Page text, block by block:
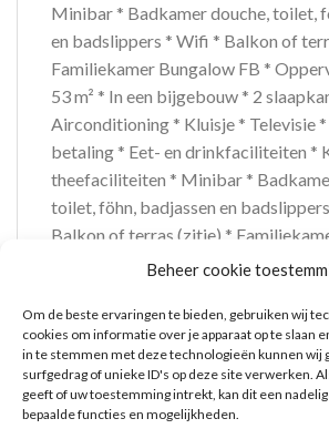
Beheer cookie
Om de beste ervaringen te bieden, gebruiken wij
cookies om informatie over je apparaat op te slaan
in te stemmen met deze technologieën kunnen wij
surfgedrag of unieke ID's op deze site verwerken.
geeft of uw toestemming intrekt, kan dit een
bepaalde functies en mogelijkheden.
Minibar * Badkamer douche, toilet,
en badslippers * Wifi * Balkon of
Familiekamer Bungalow FB *
53 m² * In een bijgebouw * 2
Airconditioning * Kluisje * Televisie
betaling * Eet- en drinkfaciliteiten *
theefaciliteiten * Minibar *
toilet, föhn, badjassen en
Balkon of terras (zitje) *
Hoofdgebouw FH * Oppervlakte van
Airconditioning * Kluisje * Televisie *
betaling * Eet- en drinkfaciliteiten *
theefaciliteiten * Minibar *
toilet, föhn, badjassen en
Balkon of terras (zitje)